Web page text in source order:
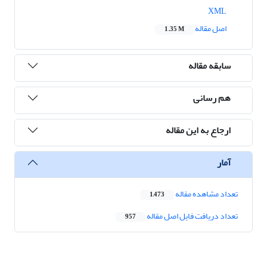
اصل مقاله
1.35 M
سابقه مقاله
هم رسانی
ارجاع به این مقاله
آمار
تعداد مشاهده مقاله 1,473
تعداد دریافت فایل اصل مقاله 957